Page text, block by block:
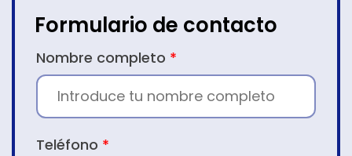
Formulario de contacto
CONTACTO
Nombre completo *
Teléfono *